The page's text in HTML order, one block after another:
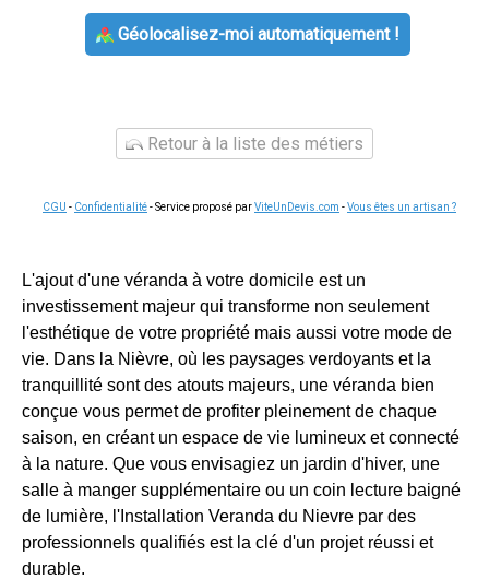
Géolocalisez-moi automatiquement !
Retour à la liste des métiers
CGU - Confidentialité- Service proposé parViteUnDevis.com -Vous êtes un artisan ?
L'ajout d'une véranda à votre domicile est un
investissement majeur qui transforme non seulement
l'esthétique de votre propriété mais aussi votre mode de
vie. Dans la Nièvre, où les paysages verdoyants et la
tranquillité sont des atouts majeurs, une véranda bien
conçue vous permet de profiter pleinement de chaque
saison, en créant un espace de vie lumineux et connecté
à la nature. Que vous envisagiez un jardin d'hiver, une
salle à manger supplémentaire ou un coin lecture baigné
de lumière, l'Installation Veranda du Nievre par des
professionnels qualifiés est la clé d'un projet réussi et
durable.